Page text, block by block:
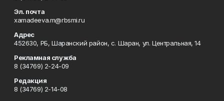
Эл. почта
xamadeeva.m@rbsmi.ru
Адрес
452630, РБ, Шаранский район, с. Шаран, ул. Центральная, 14
Рекламная служба
8 (34769) 2-24-09
Редакция
8 (34769) 2-14-08